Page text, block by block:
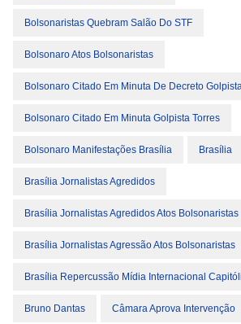
Bolsonaristas Quebram Salão Do STF
Bolsonaro Atos Bolsonaristas
Bolsonaro Citado Em Minuta De Decreto Golpista
Bolsonaro Citado Em Minuta Golpista Torres
Bolsonaro Manifestações Brasília Brasília
Brasília Jornalistas Agredidos
Brasília Jornalistas Agredidos Atos Bolsonaristas
Brasília Jornalistas Agressão Atos Bolsonaristas
Brasília Repercussão Mídia Internacional
Bruno Dantas Câmara Aprova Intervenção